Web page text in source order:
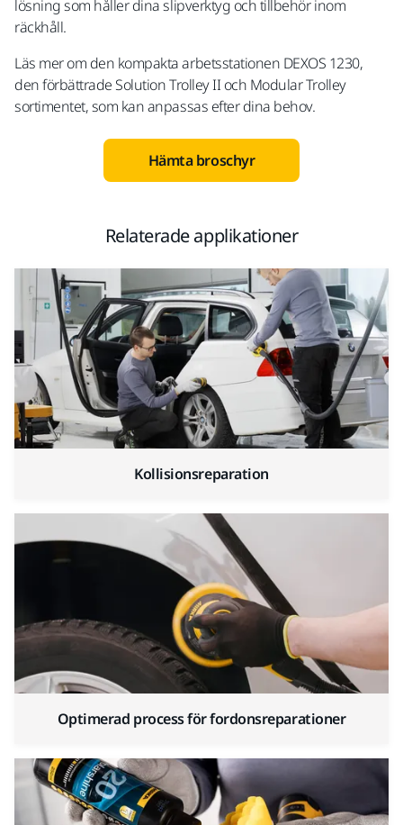
lösning som håller dina slipverktyg och tillbehör inom
räckhåll.
Läs mer om den kompakta arbetsstationen DEXOS 1230,
den förbättrade Solution Trolley II och Modular Trolley
sortimentet, som kan anpassas efter dina behov.
Hämta broschyr
Relaterade applikationer
Kollisionsreparation
Optimerad process för fordonsreparationer